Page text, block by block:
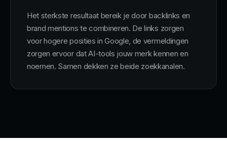
Het sterkste resultaat bereik je door backlinks en
brand mentions te combineren. De links zorgen
voor hogere posities in Google, de vermeldingen
zorgen ervoor dat AI-tools jouw merk kennen en
noemen. Samen dekken ze beide zoekkanalen.